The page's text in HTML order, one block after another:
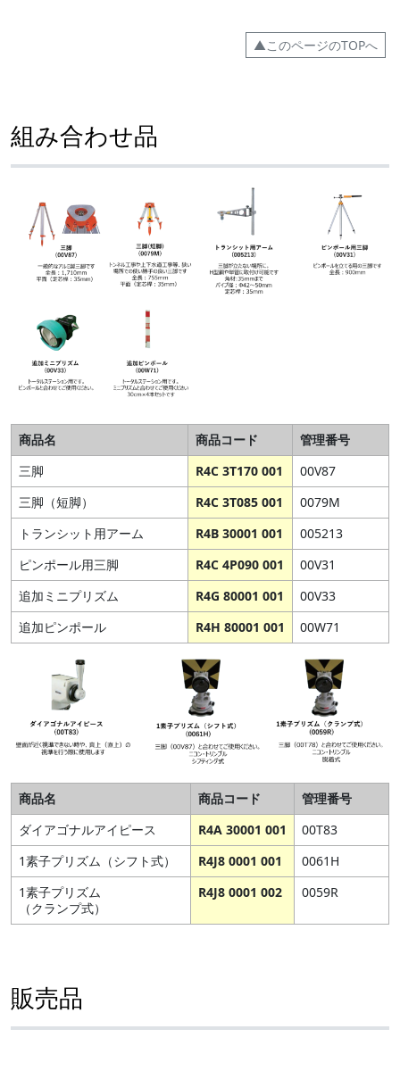
▲このページのTOPへ
組み合わせ品
商品名 商品コード
管理番号
三脚
R4C 3T170 001
00V87
三脚（短脚）
R4C 3T085 001
0079M
トランシット用アーム
R4B 30001 001
005213
ピンポール用三脚
R4C 4P090 001
00V31
追加ミニプリズム
R4G 80001 001
00V33
追加ピンポール
R4H 80001 001 00W71
商品名 商品コード
管理番号
ダイアゴナルアイピース
R4A 30001 001
00T83
1素子プリズム（シフト式）
R4J8 0001 001
0061H
1素子プリズム
（クランプ式）
R4J8 0001 002 0059R
販売品